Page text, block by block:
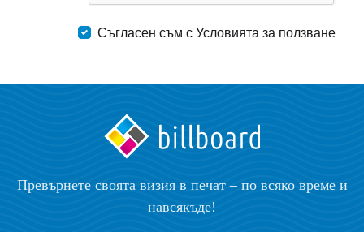
Съгласен съм с Условията за ползване
Превърнете своята визия в печат – по всяко време и
навсякъде!